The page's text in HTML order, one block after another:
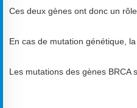
Ces deux gènes ont donc un
En cas de mutation génétique,
Les mutations des gènes BRCA